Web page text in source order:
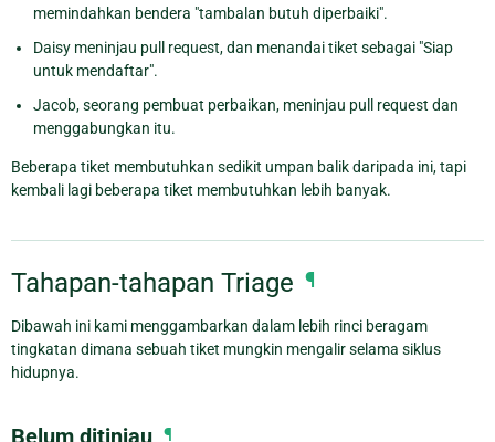
memindahkan bendera "tambalan butuh diperbaiki".
Daisy meninjau pull request, dan menandai tiket sebagai "Siap
untuk mendaftar".
Jacob, seorang pembuat perbaikan, meninjau pull request dan
menggabungkan itu.
Beberapa tiket membutuhkan sedikit umpan balik daripada ini, tapi
kembali lagi beberapa tiket membutuhkan lebih banyak.
Tahapan-tahapan Triage ¶
Dibawah ini kami menggambarkan dalam lebih rinci beragam
tingkatan dimana sebuah tiket mungkin mengalir selama siklus
hidupnya.
Belum ditinjau ¶